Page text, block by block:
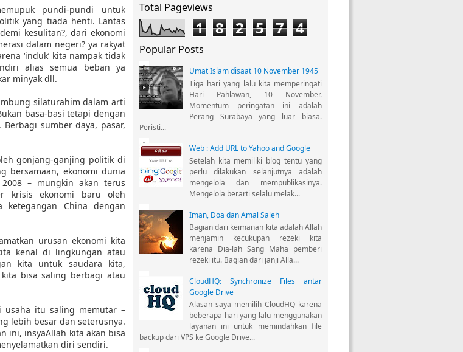
pundi-pundi untuk
yang tiada henti. Lantas
kesulitan?, dari ekonomi
dalam negeri? ya rakyat
‘induk’ kita nampak tidak
alias semua beban ya
minyak dll.
silaturahim dalam arti
basa-basi tetapi dengan
sumber daya, pasar,
gonjang-ganjing politik di
bersamaan, ekonomi dunia
– mungkin akan terus
krisis ekonomi baru oleh
ketegangan China dengan
urusan ekonomi kita
kenal di lingkungan atau
kita untuk saudara kita,
bisa saling berbagi atau
usaha itu saling memutar –
lebih besar dan seterusnya.
ini, insyaAllah kita akan bisa
diri sendiri.
Total Pageviews
1 8 2 5 7 4
Popular Posts
Umat Islam disaat 10 November 1945
Tiga hari yang lalu kita memperingati
Hari Pahlawan, 10 November.
Momentum peringatan ini adalah
Perang Surabaya yang luar biasa.
Peristi...
Web : Add URL to Yahoo and Google
Setelah kita memiliki blog tentu yang
perlu dilakukan selanjutnya adalah
mengelola dan mempublikasinya.
Mengelola berarti selalu melak...
Iman, Doa dan Amal Saleh
Bagian dari keimanan kita adalah Allah
menjamin kecukupan rezeki kita
karena Dia-lah Sang Maha pemberi
rezeki itu. Bagian dari janji Alla...
CloudHQ: Synchronize Files antar
Google Drive
Alasan saya memilih CloudHQ karena
beberapa hari yang lalu menggunakan
layanan ini untuk memindahkan file
backup dari VPS ke Google Drive...